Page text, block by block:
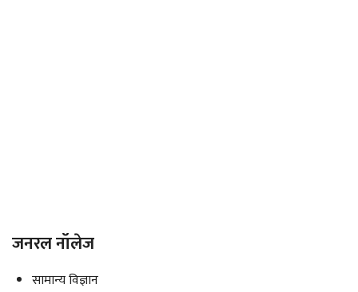
जनरल नॉलेज
सामान्य विज्ञान